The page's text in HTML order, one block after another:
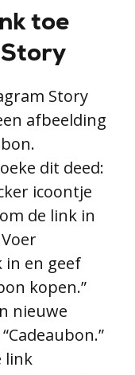
toe
Story
afbeelding
dit deed:
icoontje
de link in
in en geef
kopen.”
nieuwe
link